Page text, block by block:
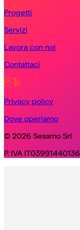
Progetti
Servizi
Lavora con noi
Contattaci
Privacy policy
Dove operiamo
© 2026 Sesamo Srl
P. IVA IT03991440136